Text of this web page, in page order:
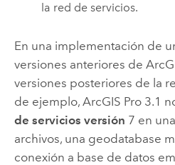
la red de servicios.
En una implementación de
versiones anteriores de
versiones posteriores de la
de ejemplo, ArcGIS Pro3.1
de servicios versión 7 en
archivos, una geodatabase
conexión a base de datos